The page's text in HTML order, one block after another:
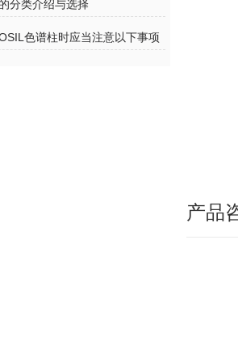
分类介绍与选择
色谱柱时应当注意以下事项
产品